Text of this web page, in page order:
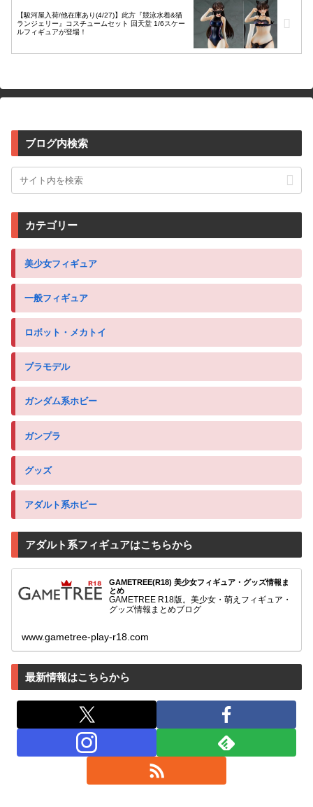
【駿河屋入荷/他在庫あり(4/27)】此方『競泳水着&猫
ランジェリー』コスチュームセット 回天堂 1/6スケー
ルフィギュアが登場！
ブログ内検索
カテゴリー
美少女フィギュア
一般フィギュア
ロボット・メカトイ
プラモデル
ガンダム系ホビー
ガンプラ
グッズ
アダルト系ホビー
アダルト系フィギュアはこちらから
GAMETREE(R18) 美少女フィギュア・グッズ情報ま
とめ
GAMETREE R18版。美少女・萌えフィギュア・
グッズ情報まとめブログ
www.gametree-play-r18.com
最新情報はこちらから